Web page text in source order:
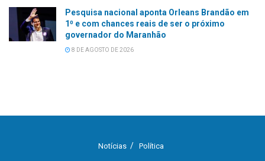
Pesquisa nacional aponta Orleans Brandão em
1⁰ e com chances reais de ser o próximo
governador do Maranhão
8 DE AGOSTO DE 2026
Notícias Política